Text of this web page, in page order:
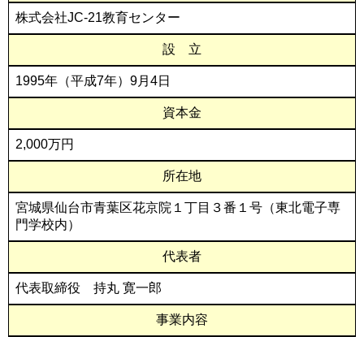
株式会社JC-21教育センター
設 立
1995年（平成7年）9月4日
資本金
2,000万円
所在地
宮城県仙台市青葉区花京院１丁目３番１号（東北電子専
門学校内）
代表者
代表取締役 持丸 寛一郎
事業内容